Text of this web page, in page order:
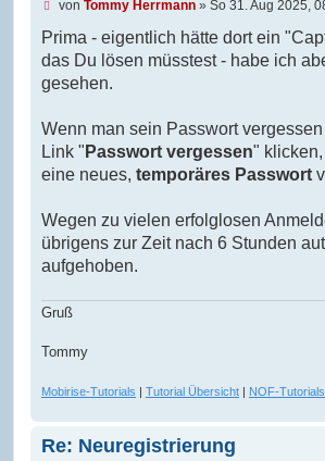
U
g
l
e
n
r
B
t
a
g
von Tommy Herrmann» So 31. Aug 2025,
Prima - eigentlich hätte dort ein
das Du lösen müsstest - habe ich
gesehen.
Wenn man sein Passwort
Link " Passwort vergessen"
eine neues, temporäres Passwort
Wegen zu vielen erfolglosen
übrigens zur Zeit nach 6 Stunden
aufgehoben.
Gruß
Tommy
Mobirise-Tutorials Tutorial Übersicht NOF-Tutorials
Re: Neuregistrierung